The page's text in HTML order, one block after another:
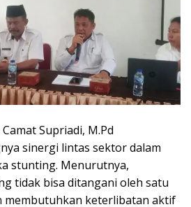
Supriadi, M.Pd
sinergi lintas sektor dalam
stunting. Menurutnya,
tidak bisa ditangani oleh satu
membutuhkan keterlibatan aktif